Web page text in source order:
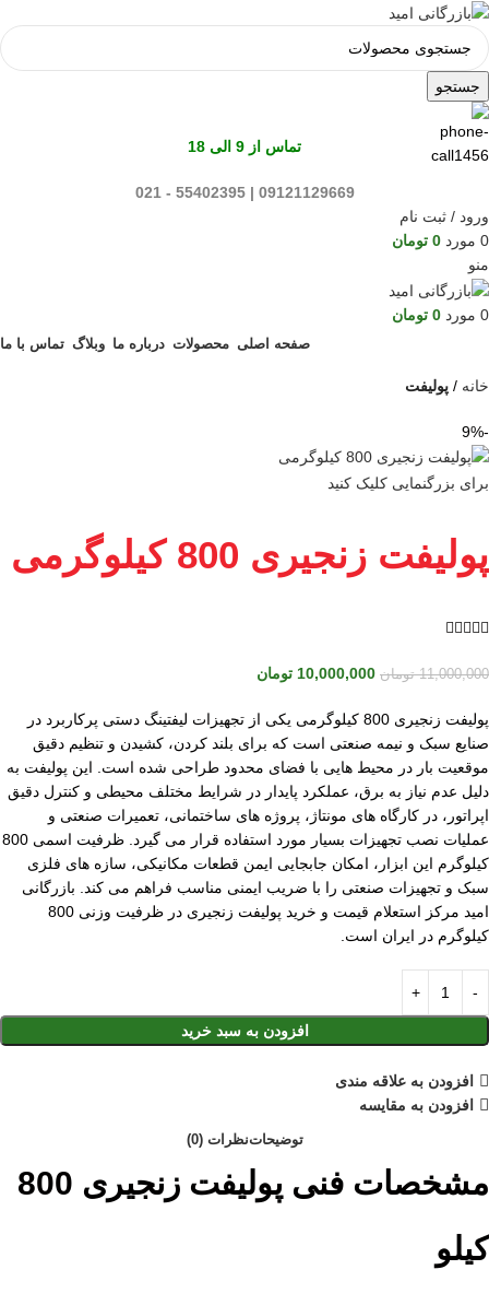
جستجو
تماس از 9 الی 18
09121129669 | 55402395 - 021
ورود / ثبت نام
0 مورد 0 تومان
منو
0 مورد 0 تومان
صفحه اصلی محصولات درباره ما وبلاگ تماس با ما
خانه پولیفت
-9%
برای بزرگنمایی کلیک کنید
پولیفت زنجیری 800 کیلوگرمی

11,000,000 تومان 10,000,000 تومان
پولیفت زنجیری 800 کیلوگرمی یکی از تجهیزات لیفتینگ دستی پرکاربرد در
صنایع سبک و نیمه صنعتی است که برای بلند کردن، کشیدن و تنظیم دقیق
موقعیت بار در محیط هایی با فضای محدود طراحی شده است. این پولیفت به
دلیل عدم نیاز به برق، عملکرد پایدار در شرایط مختلف محیطی و کنترل دقیق
اپراتور، در کارگاه های مونتاژ، پروژه های ساختمانی، تعمیرات صنعتی و
عملیات نصب تجهیزات بسیار مورد استفاده قرار می گیرد. ظرفیت اسمی 800
کیلوگرم این ابزار، امکان جابجایی ایمن قطعات مکانیکی، سازه های فلزی
سبک و تجهیزات صنعتی را با ضریب ایمنی مناسب فراهم می کند. بازرگانی
امید مرکز استعلام قیمت و خرید پولیفت زنجیری در ظرفیت وزنی 800
کیلوگرم در ایران است.
افزودن به سبد خرید
افزودن به علاقه مندی
افزودن به مقایسه
توضیحاتنظرات (0)
مشخصات فنی پولیفت زنجیری 800
کیلو